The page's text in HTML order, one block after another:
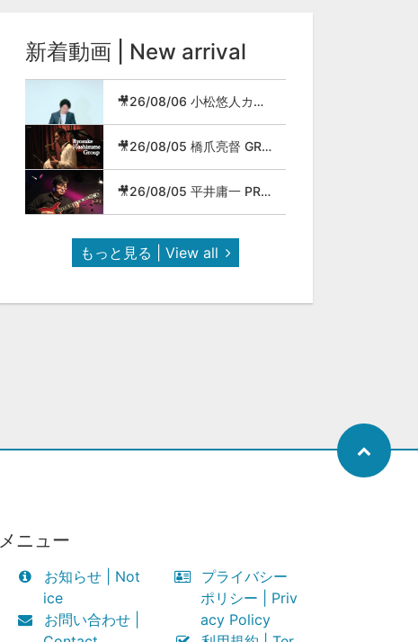
新着動画 | New arrival
🎥26/08/06 小松悠人カルテット
🎥26/08/05 橋爪亮督 GROUP
🎥26/08/05 平井庸一 PROG JAZZ METAL BAND
もっと見る | View all
メニュー
お知らせ | Not
ice
お問い合わせ |
プライバシー
ポリシー | Priv
acy Policy